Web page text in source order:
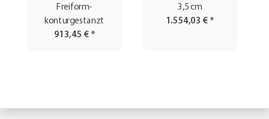
Freiform-
konturgestanzt
913,45 € *
3,5 cm
1.554,03 € *